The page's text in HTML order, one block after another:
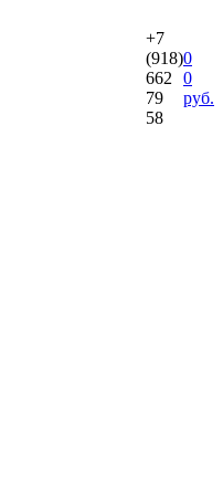
+7
(918)
662
79
58
0
0
руб.